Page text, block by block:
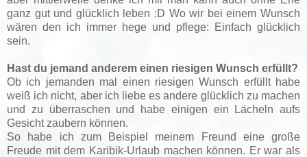
ganz gut und glücklich leben :D Wo wir bei einem Wunsch
wären den ich immer hege und pflege: Einfach glücklich
sein.
Hast du jemand anderem einen riesigen Wunsch erfüllt?
Ob ich jemanden mal einen riesigen Wunsch erfüllt habe
weiß ich nicht, aber ich liebe es andere glücklich zu machen
und zu überraschen und habe einigen ein Lächeln aufs
Gesicht zaubern können.
So habe ich zum Beispiel meinem Freund eine große
Freude mit dem Karibik-Urlaub machen können. Er war als